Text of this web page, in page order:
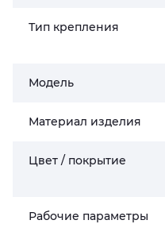
Тип крепления
Мoдель
Материал изделия
Цвет / покрытие
Рабочие параметры